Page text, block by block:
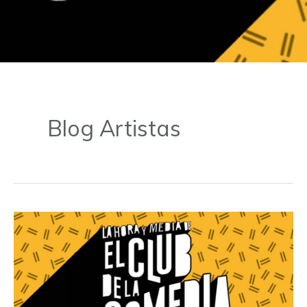
Blog Artistas
Los
mejores
monólogos
de